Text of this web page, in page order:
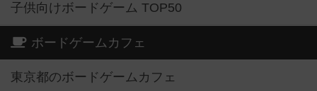
子供向けボードゲーム TOP50
ボードゲームカフェ
東京都のボードゲームカフェ